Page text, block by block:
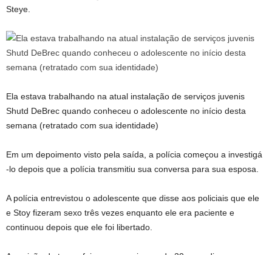
Steye.
Ela estava trabalhando na atual instalação de serviços juvenis
Shutd DeBrec quando conheceu o adolescente no início desta
semana (retratado com sua identidade)
Em um depoimento visto pela saída, a polícia começou a investigá
-lo depois que a polícia transmitiu sua conversa para sua esposa.
A polícia entrevistou o adolescente que disse aos policiais que ele
e Stoy fizeram sexo três vezes enquanto ele era paciente e
continuou depois que ele foi libertado.